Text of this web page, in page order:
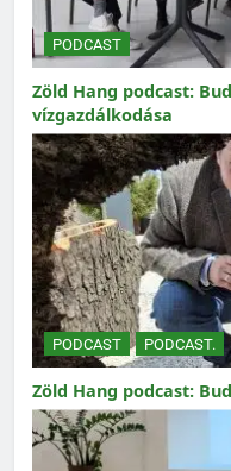
PODCAST
Zöld Hang podcast:
vízgazdálkodása
PODCAST PODCAST.
Zöld Hang podcast: